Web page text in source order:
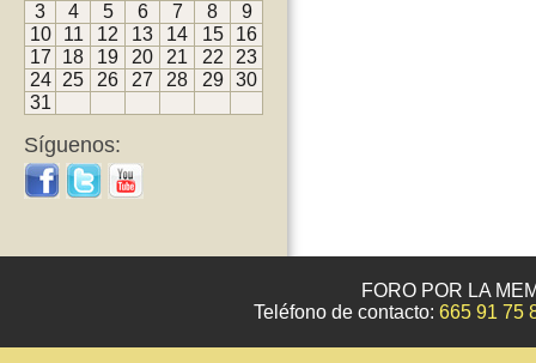
3
4 5 6 7 8
9
10
11 12 13 14 15
16
17
18 19 20 21 22
23
24
25 26 27 28 29
30
31
Síguenos:
FORO POR LA
Teléfono de contacto: 665 91 75